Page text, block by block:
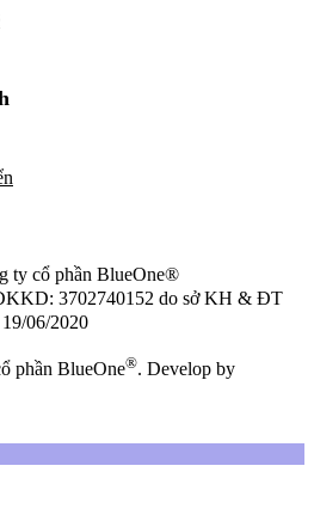
ty cổ phần BlueOne®
3702740152 do sở KH & ĐT
06/2020
phần BlueOne®. Develop by